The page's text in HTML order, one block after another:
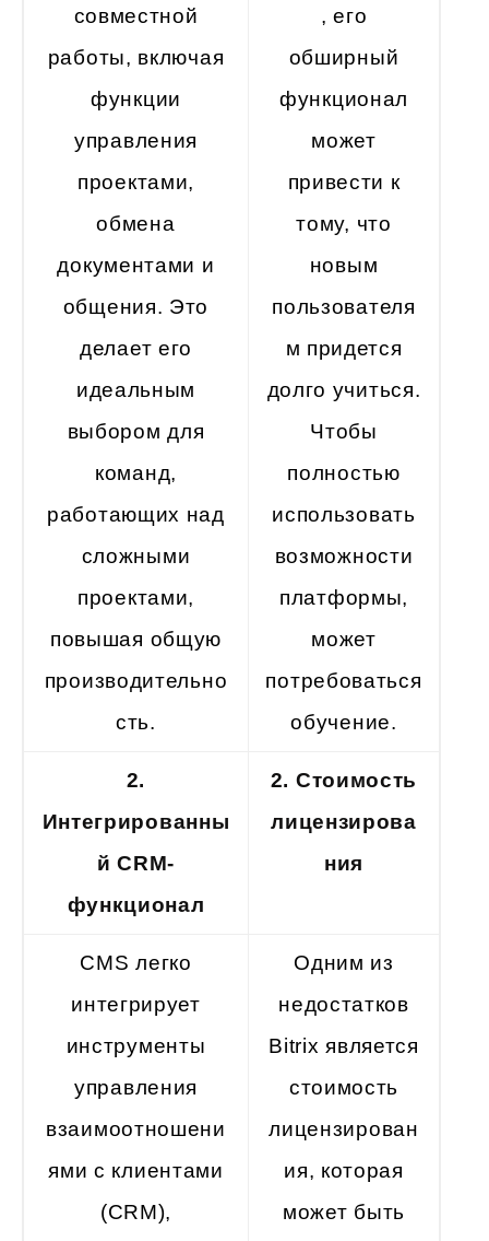
совместной
работы, включая
функции
управления
проектами,
обмена
документами и
общения. Это
делает его
идеальным
выбором для
команд,
работающих над
сложными
проектами,
повышая общую
производительно
сть.
, его
обширный
функционал
может
привести к
тому, что
новым
пользователя
м придется
долго учиться.
Чтобы
полностью
использовать
возможности
платформы,
может
потребоваться
обучение.
2.
Интегрированны
й CRM-
функционал
2. Стоимость
лицензирова
ния
CMS легко
интегрирует
инструменты
управления
взаимоотношени
ями с клиентами
(CRM),
Одним из
недостатков
Bitrix является
стоимость
лицензирован
ия, которая
может быть